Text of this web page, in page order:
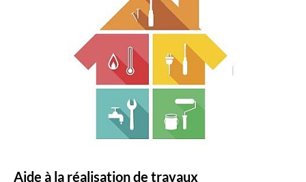
Aide à la réalisation de travaux